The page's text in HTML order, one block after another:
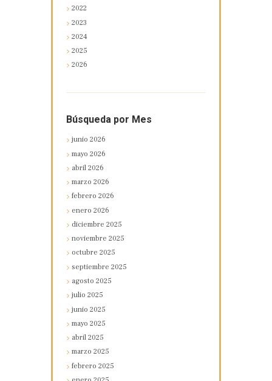
2022
2023
2024
2025
2026
Búsqueda por Mes
junio2026
mayo2026
abril2026
marzo2026
febrero2026
enero2026
diciembre2025
noviembre2025
octubre2025
septiembre2025
agosto2025
julio2025
junio2025
mayo2025
abril2025
marzo2025
febrero2025